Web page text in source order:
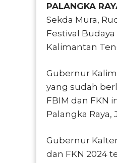
PALANGKA
Sekda Mura,
Festival
Kalimantan
Gubernur
yang sudah
FBIM dan FKN
Palangka
Gubernur
dan FKN 2024